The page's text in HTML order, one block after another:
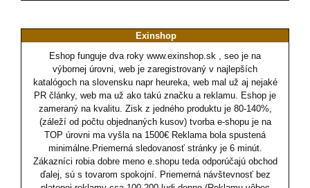
Exinshop
Eshop funguje dva roky www.exinshop.sk , seo je na
výbornej úrovni, web je zaregistrovaný v najlepších
katalógoch na slovensku napr heureka, web mal už aj nejaké
PR články, web ma už ako takú značku a reklamu. Eshop je
zameraný na kvalitu. Zisk z jedného produktu je 80-140%,
(záleží od počtu objednaných kusov) tvorba e-shopu je na
TOP úrovni ma vyšla na 1500€ Reklama bola spustená
minimálne.Priemerná sledovanosť stránky je 6 minút.
Zákazníci robia dobre meno e.shopu teda odporúčajú obchod
ďalej, sú s tovarom spokojní. Priemerná návštevnosť bez